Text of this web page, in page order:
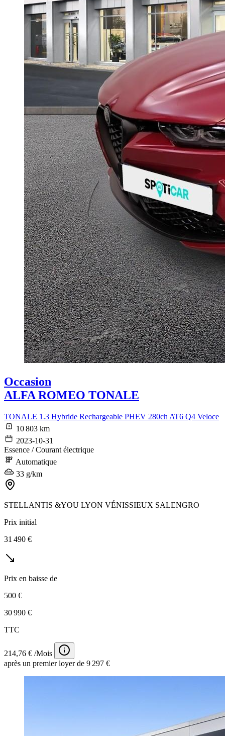
Occasion
ALFA ROMEO TONALE
TONALE 1.3 Hybride Rechargeable PHEV 280ch AT6 Q4 Veloce
10 803 km
2023-10-31
Essence / Courant électrique
Automatique
33 g/km
STELLANTIS &YOU LYON VÉNISSIEUX SALENGRO
Prix initial
31 490 €
Prix en baisse de
500 €
30 990 €
TTC
214,76 € /Mois
après un premier loyer de 9 297 €